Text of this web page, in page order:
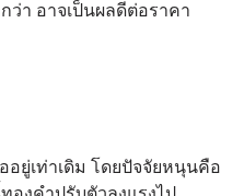
า อาจเป็นผลดีต่อราคา
ยู่เท่าเดิม โดยปัจจัยหนุนคือ